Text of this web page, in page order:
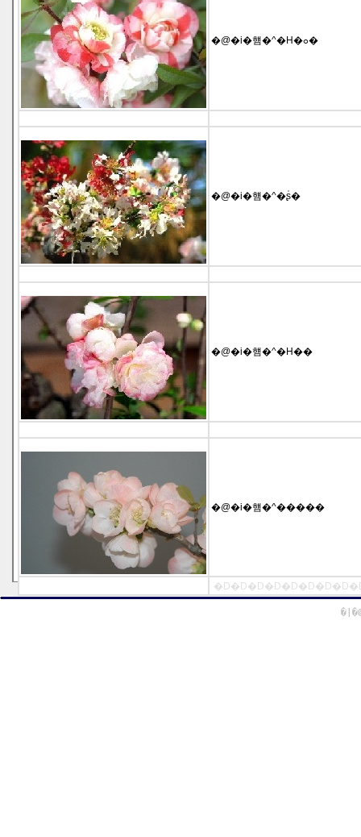
�@�i�햼�^�H�ߋ�
�@�i�햼�^�ʂ̍�
�@�i�햼�^�H��
�@�i�햼�^�����